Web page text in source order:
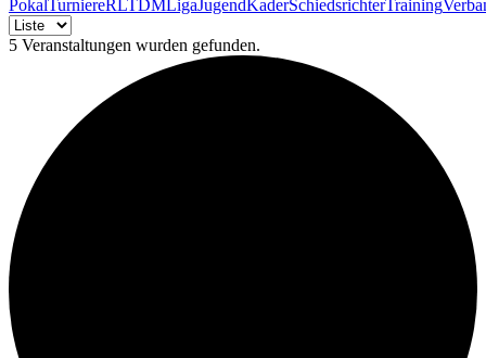
Pokal TurniereRLT DM LigaJugend KaderSchiedsrichterTraining
5 Veranstaltungen wurden gefunden.